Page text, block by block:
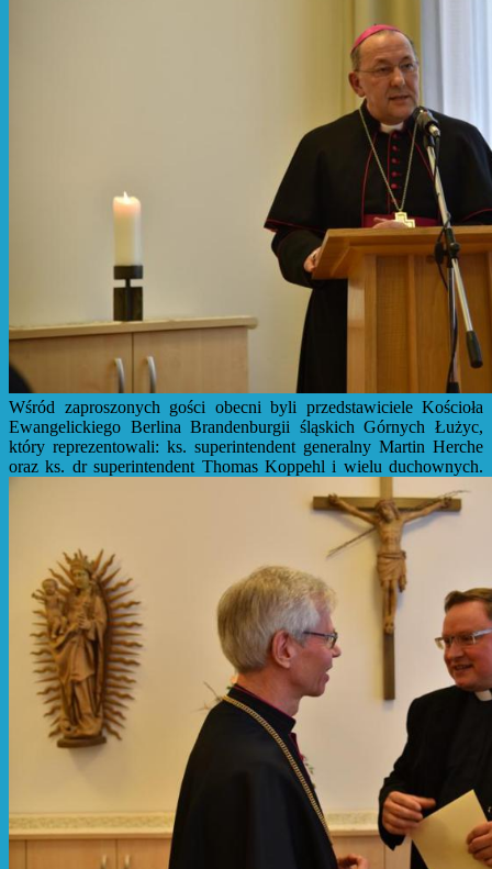
Wśród zaproszonych gości obecni byli przedstawiciele Kościoła
Ewangelickiego Berlina Brandenburgii śląskich Górnych Łużyc,
który reprezentowali: ks. superintendent generalny Martin Herche
oraz ks. dr superintendent Thomas Koppehl i wielu duchownych.